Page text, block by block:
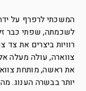
המשכתי לרפרף על
לשכמתה, שפתי כבר
רוויות ביצרים את
צווארה, עולה מעלה
את ראשה, מותחת
יותר בבשרה הענוג.